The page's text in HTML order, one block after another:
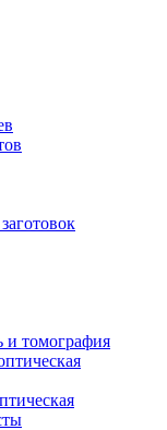
и томография